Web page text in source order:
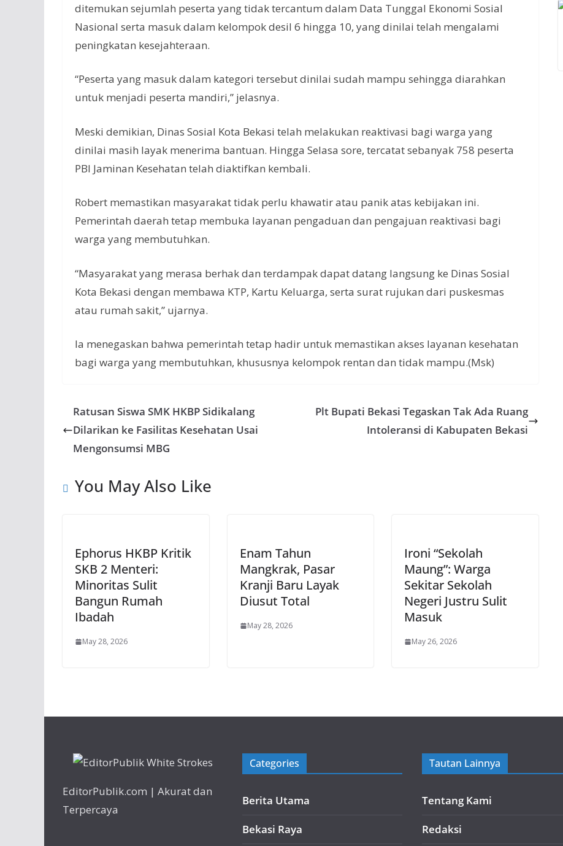
ditemukan sejumlah peserta yang tidak tercantum dalam Data Tunggal Ekonomi Sosial
Nasional serta masuk dalam kelompok desil 6 hingga 10, yang dinilai telah mengalami
peningkatan kesejahteraan.
“Peserta yang masuk dalam kategori tersebut dinilai sudah mampu sehingga diarahkan
untuk menjadi peserta mandiri,” jelasnya.
Meski demikian, Dinas Sosial Kota Bekasi telah melakukan reaktivasi bagi warga yang
dinilai masih layak menerima bantuan. Hingga Selasa sore, tercatat sebanyak 758 peserta
PBI Jaminan Kesehatan telah diaktifkan kembali.
Robert memastikan masyarakat tidak perlu khawatir atau panik atas kebijakan ini.
Pemerintah daerah tetap membuka layanan pengaduan dan pengajuan reaktivasi bagi
warga yang membutuhkan.
“Masyarakat yang merasa berhak dan terdampak dapat datang langsung ke Dinas Sosial
Kota Bekasi dengan membawa KTP, Kartu Keluarga, serta surat rujukan dari puskesmas
atau rumah sakit,” ujarnya.
Ia menegaskan bahwa pemerintah tetap hadir untuk memastikan akses layanan kesehatan
bagi warga yang membutuhkan, khususnya kelompok rentan dan tidak mampu.(Msk)
Ratusan Siswa SMK HKBP Sidikalang
Dilarikan ke Fasilitas Kesehatan Usai
Mengonsumsi MBG
Plt Bupati Bekasi Tegaskan Tak Ada Ruang
Intoleransi di Kabupaten Bekasi
You May Also Like
Ephorus HKBP Kritik
SKB 2 Menteri:
Minoritas Sulit
Bangun Rumah
Ibadah
May 28, 2026
Enam Tahun
Mangkrak, Pasar
Kranji Baru Layak
Diusut Total
May 28, 2026
Ironi “Sekolah
Maung”: Warga
Sekitar Sekolah
Negeri Justru Sulit
Masuk
May 26, 2026
EditorPublik.com | Akurat dan
Terpercaya
Categories
Berita Utama
Bekasi Raya
Tautan Lainnya
Tentang Kami
Redaksi